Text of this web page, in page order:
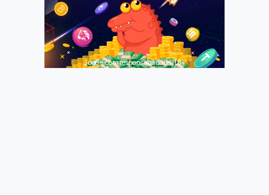
Jogue com responsabilidade. 18+